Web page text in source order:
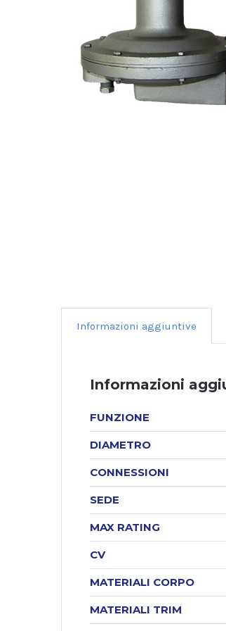
Informazioni aggiuntive
Informazioni
FUNZIONE
DIAMETRO
CONNESSIONI
SEDE
MAX RATING
CV
MATERIALI CORPO
MATERIALI TRIM